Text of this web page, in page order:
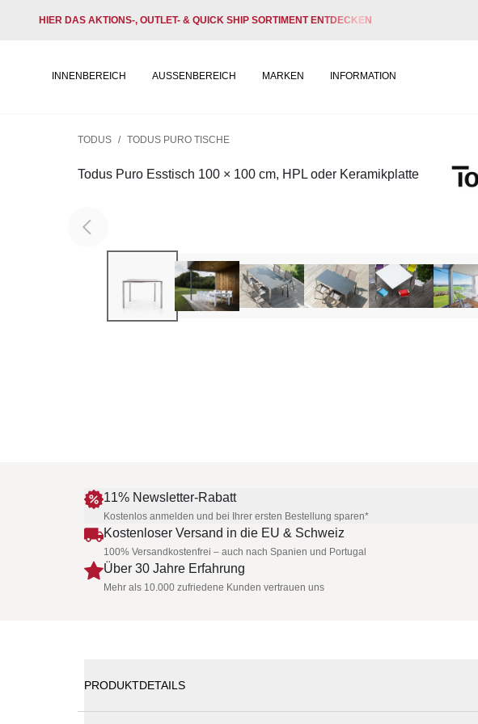
HIER DAS AKTIONS-, OUTLET- & QUICK SHIP SORTIMENT ENTDECKEN
INNENBEREICH AUSSENBEREICH MARKEN INFORMATION
TODUS / TODUS PURO TISCHE
Todus Puro Esstisch 100 × 100 cm, HPL oder Keramikplatte
11% Newsletter-Rabatt
Kostenlos anmelden und bei Ihrer ersten Bestellung sparen*
Kostenloser Versand in die EU & Schweiz
100% Versandkostenfrei – auch nach Spanien und Portugal
Über 30 Jahre Erfahrung
Mehr als 10.000 zufriedene Kunden vertrauen uns
PRODUKTDETAILS